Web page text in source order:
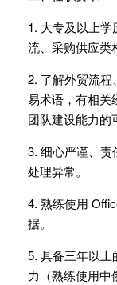
1. 大专及以上
流、采购供应类
2. 了解外贸流
易术语，有相关
团队建设能力的
3. 细心严谨、责
处理异常。
4. 熟练使用
据。
5. 具备三年以
力（熟练使用中